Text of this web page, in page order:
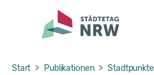
Skip to main navigation
Skip to main content
Skip to page footer
You are here:
Start Publikationen Stadtpunkte